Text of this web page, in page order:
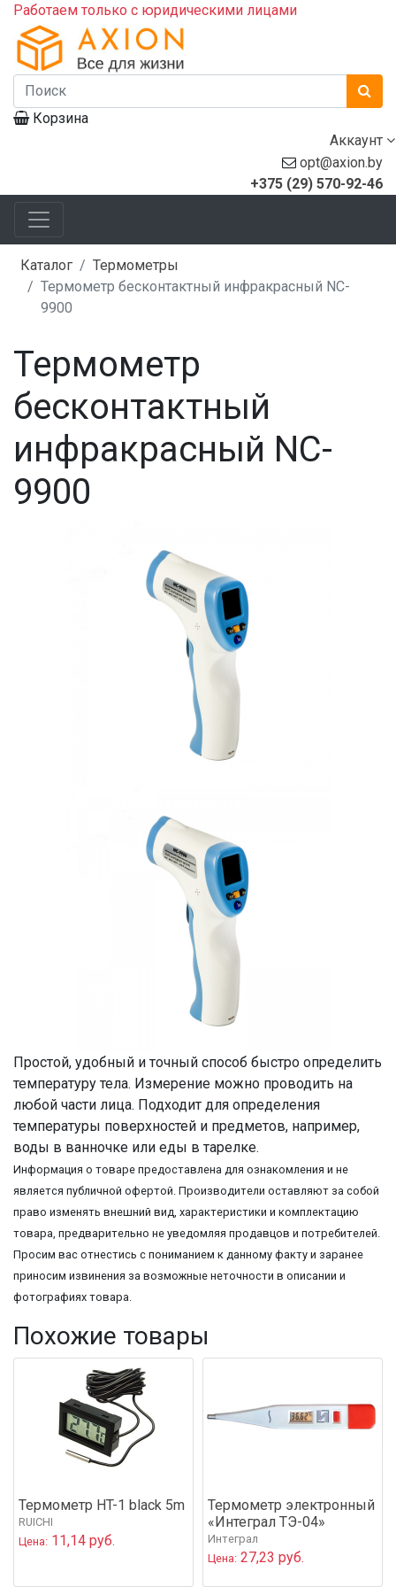
Работаем только с юридическими лицами
Корзина
Аккаунт
opt@axion.by
+375 (29) 570-92-46
Каталог
Термометры
Термометр бесконтактный инфракрасный NC-
9900
Термометр
бесконтактный
инфракрасный NC-
9900
Простой, удобный и точный способ быстро определить
температуру тела. Измерение можно проводить на
любой части лица. Подходит для определения
температуры поверхностей и предметов, например,
воды в ванночке или еды в тарелке.
Информация о товаре предоставлена для ознакомления и не
является публичной офертой. Производители оставляют за собой
право изменять внешний вид, характеристики и комплектацию
товара, предварительно не уведомляя продавцов и потребителей.
Просим вас отнестись с пониманием к данному факту и заранее
приносим извинения за возможные неточности в описании и
фотографиях товара.
Похожие товары
Термометр HT-1 black 5m
RUICHI
Цена: 11,14 руб.
Термометр электронный
«Интеграл ТЭ-04»
Интеграл
Цена: 27,23 руб.